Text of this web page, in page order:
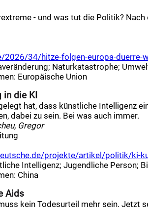
- und was tut die Politik?
2026/34/hitze-folgen-europa-duerre-
; Naturkatastrophe;
: Europäische Union
in die KI
hat, dass künstliche Intelligenz
dabei zu sein. Bei was auch immer.
Gregor
projekte/artikel/politik/ki-
Intelligenz; Jugendliche Person;
: China
Aids
kein Todesurteil mehr sein. Jetzt